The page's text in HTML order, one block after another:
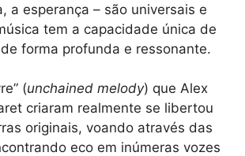
a esperança – são universais e
tem a capacidade única de
forma profunda e ressonante.
(unchained melody) que Alex
criaram realmente se libertou
originais, voando através das
eco em inúmeras vozes